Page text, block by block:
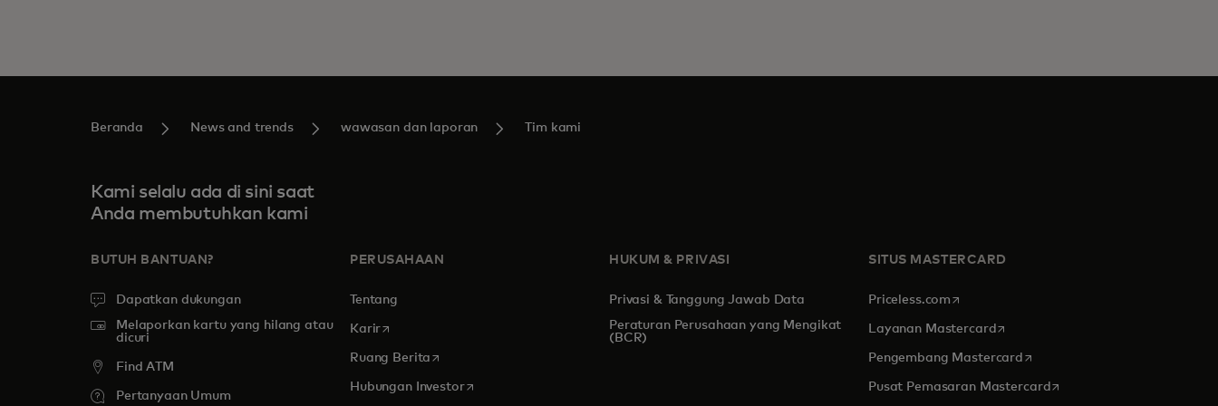
Beranda News and trends wawasan dan laporan Tim kami
Kami selalu ada di sini saat
Anda membutuhkan kami
BUTUH BANTUAN?
Dapatkan dukungan
Melaporkan kartu yang hilang atau
dicuri
Find ATM
Pertanyaan Umum
PERUSAHAAN
Tentang
Kariropens in a new tab
Ruang Berita opens in a new tab
Hubungan Investoropens in a new tab
HUKUM & PRIVASI
Privasi & Tanggung Jawab Data
Peraturan Perusahaan yang Mengikat
(BCR)
SITUS MASTERCARD
Priceless.com opens in a new tab
Layanan Mastercardopens in a new tab
Pengembang Mastercard opens in a new tab
Pusat Pemasaran Mastercardopens in a new tab